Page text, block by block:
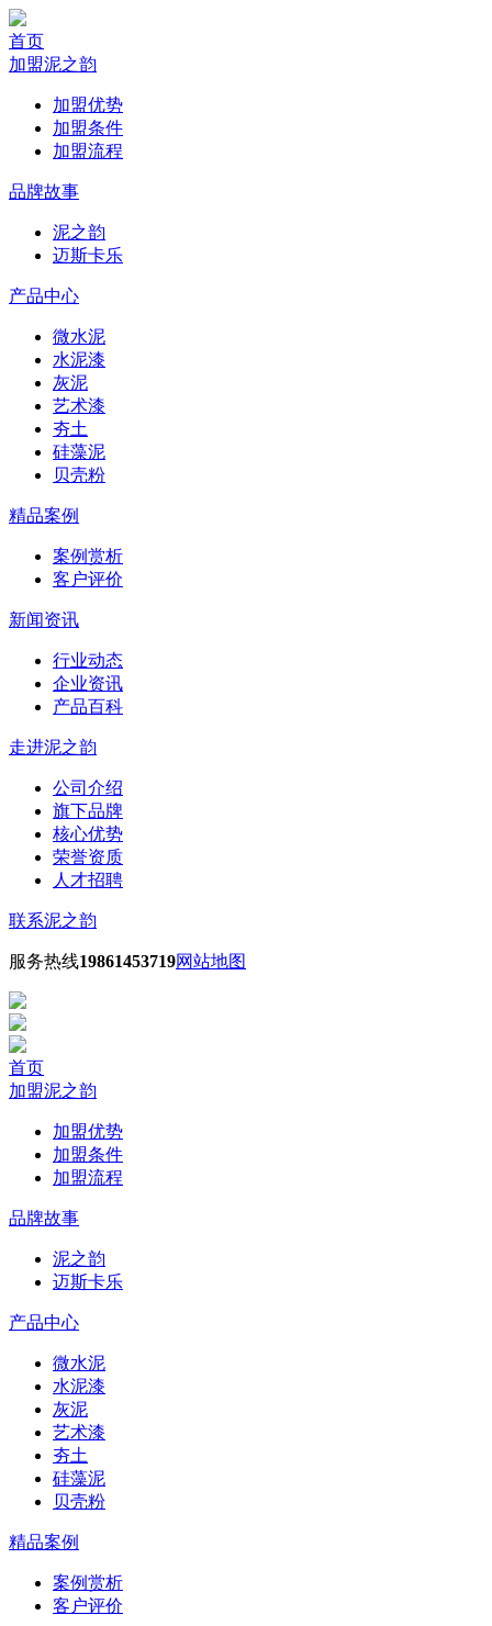
首页
加盟泥之韵
加盟优势
加盟条件
加盟流程
品牌故事
泥之韵
迈斯卡乐
产品中心
微水泥
水泥漆
灰泥
艺术漆
夯土
硅藻泥
贝壳粉
精品案例
案例赏析
客户评价
新闻资讯
行业动态
企业资讯
产品百科
走进泥之韵
公司介绍
旗下品牌
核心优势
荣誉资质
人才招聘
联系泥之韵
服务热线19861453719网站地图
首页
加盟泥之韵
加盟优势
加盟条件
加盟流程
品牌故事
泥之韵
迈斯卡乐
产品中心
微水泥
水泥漆
灰泥
艺术漆
夯土
硅藻泥
贝壳粉
精品案例
案例赏析
客户评价